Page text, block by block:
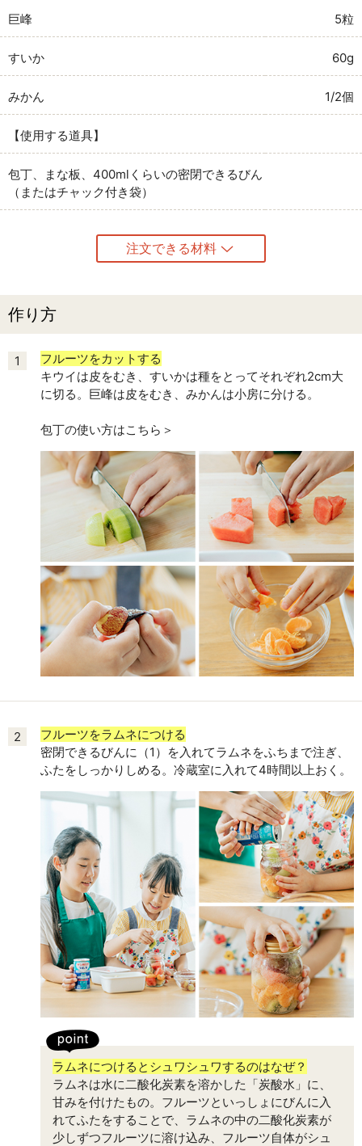
巨峰 5粒
すいか 60g
みかん 1/2個
【使用する道具】
包丁、まな板、400mlくらいの密閉できるびん
（またはチャック付き袋）
注文できる材料
作り方
1
フルーツをカットする
キウイは皮をむき、すいかは種をとってそれぞれ2cm大
に切る。巨峰は皮をむき、みかんは小房に分ける。
包丁の使い方はこちら＞
2
フルーツをラムネにつける
密閉できるびんに（1）を入れてラムネをふちまで注ぎ、
ふたをしっかりしめる。冷蔵室に入れて4時間以上おく。
ラムネにつけるとシュワシュワするのはなぜ？
ラムネは水に二酸化炭素を溶かした「炭酸水」に、
甘みを付けたもの。フルーツといっしょにびんに入
れてふたをすることで、ラムネの中の二酸化炭素が
少しずつフルーツに溶け込み、フルーツ自体がシュ